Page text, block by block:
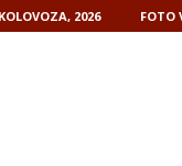
2026 FOTO